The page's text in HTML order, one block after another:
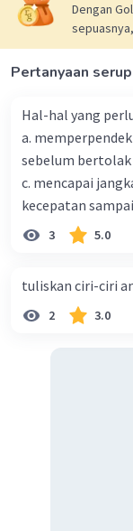
Dengan
Pertanyaan
Hal-hal yang
a.
sebelum bertolak
c. mencapai
kecepatan
3 5.0
tuliskan ciri-ciri
2 3.0